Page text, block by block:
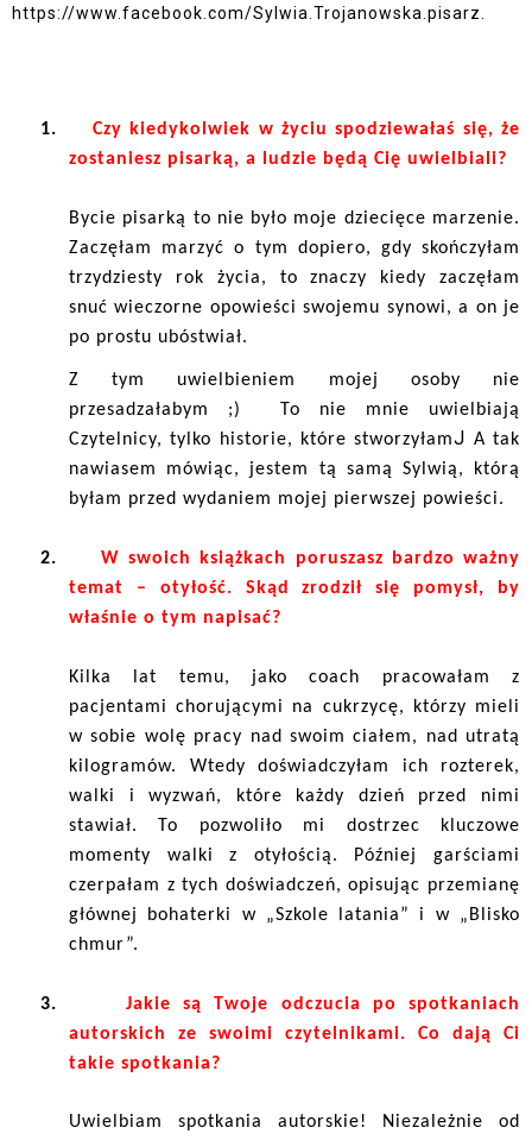
https://www.facebook.com/Sylwia.Trojanowska.pisarz.
1.
Czy kiedykolwiek w życiu spodziewałaś się, że
zostaniesz pisarką, a ludzie będą Cię uwielbiali?
Bycie pisarką to nie było moje dziecięce marzenie.
Zaczęłam marzyć o tym dopiero, gdy skończyłam
trzydziesty rok życia, to znaczy kiedy zaczęłam
snuć wieczorne opowieści swojemu synowi, a on je
po prostu ubóstwiał.
Z tym uwielbieniem mojej osoby nie
przesadzałabym ;)
To nie mnie uwielbiają
Czytelnicy, tylko historie, które stworzyłamJ A tak
nawiasem mówiąc, jestem tą samą Sylwią, którą
byłam przed wydaniem mojej pierwszej powieści.
2.
W swoich książkach poruszasz bardzo ważny
temat – otyłość. Skąd zrodził się pomysł, by
właśnie o tym napisać?
Kilka lat temu, jako coach pracowałam z
pacjentami chorującymi na cukrzycę, którzy mieli
w sobie wolę pracy nad swoim ciałem, nad utratą
kilogramów. Wtedy doświadczyłam ich rozterek,
walki i wyzwań, które każdy dzień przed nimi
stawiał. To pozwoliło mi dostrzec kluczowe
momenty walki z otyłością. Później garściami
czerpałam z tych doświadczeń, opisując przemianę
głównej bohaterki w „Szkole latania” i w „Blisko
chmur”.
3.
Jakie są Twoje odczucia po spotkaniach
autorskich ze swoimi czytelnikami. Co dają Ci
takie spotkania?
Uwielbiam spotkania autorskie! Niezależnie od